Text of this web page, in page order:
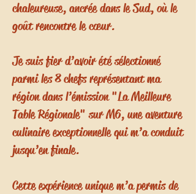
chaleureuse, ancrée dans le Sud, où le
goût rencontre le cœur.
Je suis fier d’avoir été sélectionné
parmi les 8 chefs représentant ma
région dans l’émission "La Meilleure
Table Régionale" sur M6, une aventure
culinaire exceptionnelle qui m’a conduit
jusqu’en finale.
Cette expérience unique m’a permis de